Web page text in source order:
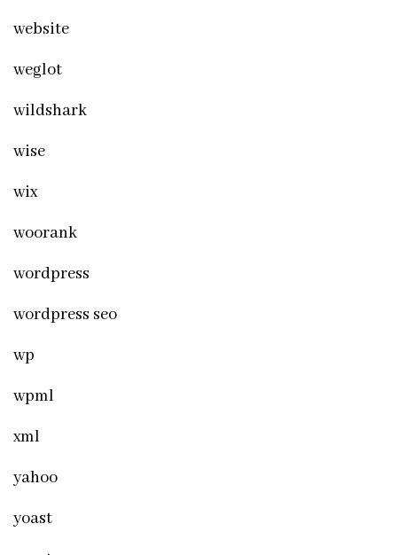
website
weglot
wildshark
wise
wix
woorank
wordpress
wordpress seo
wp
wpml
xml
yahoo
yoast